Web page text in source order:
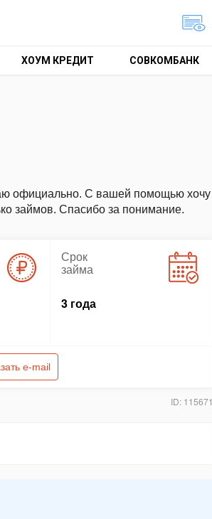
ХОУМ КРЕДИТ СОВКОМБАНК
официально. С вашей помощью хочу
займов. Спасибо за понимание.
Срок
займа
3 года
e-mail
ID: 115671